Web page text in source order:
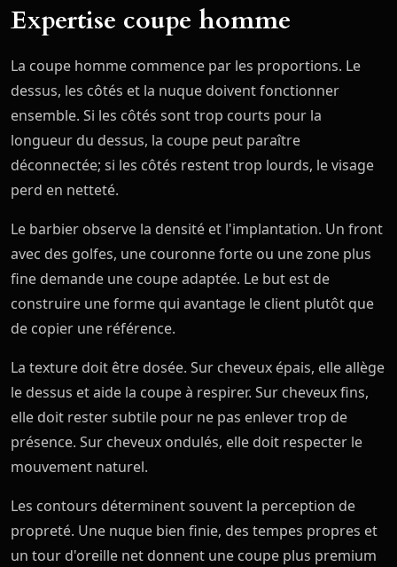
Expertise coupe homme
La coupe homme commence par les proportions. Le
dessus, les côtés et la nuque doivent fonctionner
ensemble. Si les côtés sont trop courts pour la
longueur du dessus, la coupe peut paraître
déconnectée; si les côtés restent trop lourds, le visage
perd en netteté.
Le barbier observe la densité et l'implantation. Un front
avec des golfes, une couronne forte ou une zone plus
fine demande une coupe adaptée. Le but est de
construire une forme qui avantage le client plutôt que
de copier une référence.
La texture doit être dosée. Sur cheveux épais, elle allège
le dessus et aide la coupe à respirer. Sur cheveux fins,
elle doit rester subtile pour ne pas enlever trop de
présence. Sur cheveux ondulés, elle doit respecter le
mouvement naturel.
Les contours déterminent souvent la perception de
propreté. Une nuque bien finie, des tempes propres et
un tour d'oreille net donnent une coupe plus premium